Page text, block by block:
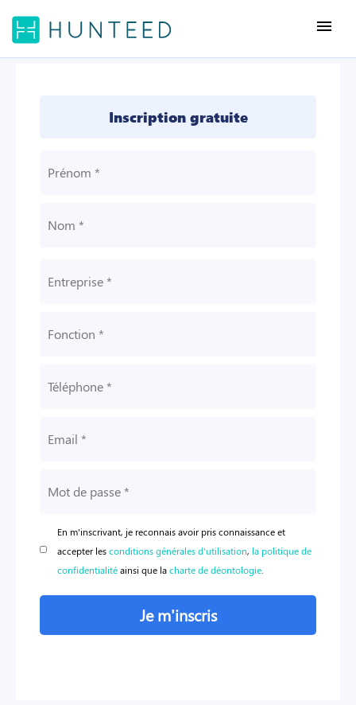
menu
Inscription gratuite
En m'inscrivant, je reconnais avoir pris connaissance et
accepter lesconditions générales d'utilisation, la politique de
confidentialitéainsi que lacharte de déontologie
Je m'inscris